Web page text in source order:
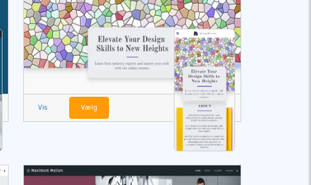
Vis Vælg